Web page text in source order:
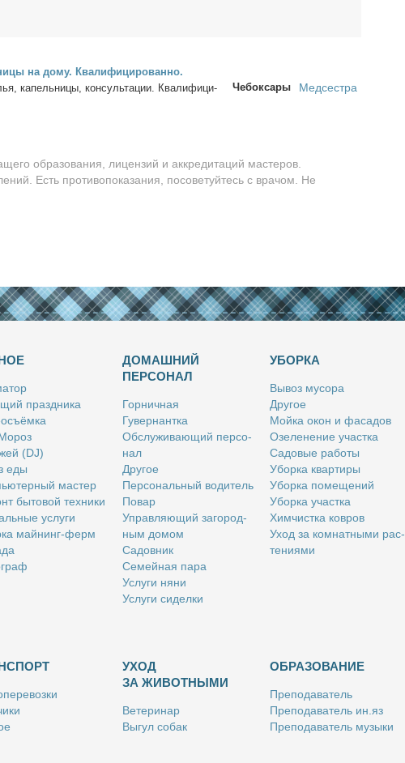
на до­му. Ква­ли­фи­ци­ро­ван­но.
ка­пель­ни­цы, кон­суль­та­ции. Ква­ли­фи­ци­
Чебоксары Медсестра
образования, лицензий и аккредитаций мастеров.
Есть противопоказания, посоветуйтесь с врачом. Не
празд­ни­ка
(DJ)
еды
ма­стер
бы­то­вой тех­ни­ки
услу­ги
май­нинг-ферм
ДОМАШНИЙ
ПЕРСОНАЛ
Гор­нич­ная
Гу­вер­нант­ка
Об­слу­жи­ва­ю­щий пер­со­
нал
Дру­гое
Пер­со­наль­ный во­ди­тель
По­вар
Управ­ля­ю­щий за­го­род­
ным до­мом
Са­дов­ник
Се­мей­ная па­ра
Услу­ги ня­ни
Услу­ги си­дел­ки
УБОРКА
Вы­воз му­со­ра
Дру­гое
Мой­ка окон и фа­са­дов
Озе­ле­не­ние участ­ка
Са­до­вые ра­бо­ты
Убор­ка квар­ти­ры
Убор­ка по­ме­ще­ний
Убор­ка участ­ка
Хим­чист­ка ков­ров
Уход за ком­нат­ны­ми рас­
те­ни­я­ми
УХОД
ЗА ЖИВОТНЫМИ
Ве­те­ри­нар
Вы­гул со­бак
ОБРАЗОВАНИЕ
Пре­по­да­ва­тель
Пре­по­да­ва­тель ин.яз
Пре­по­да­ва­тель му­зы­ки